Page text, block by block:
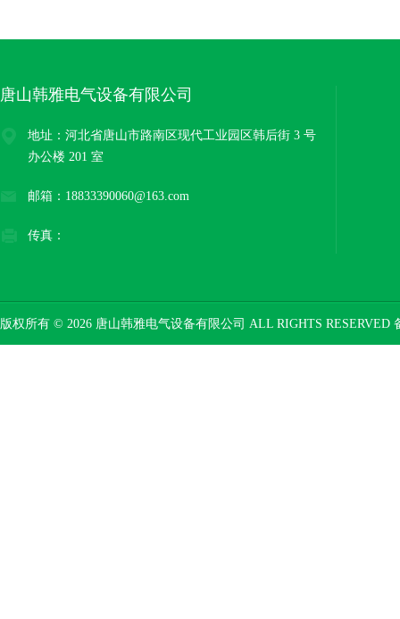
唐山韩雅电气设备有限公司
地址：河北省唐山市路南区现代工业园区韩后街 3 号
办公楼 201 室
邮箱：18833390060@163.com
传真：
版权所有 © 2026 唐山韩雅电气设备有限公司 ALL RIGHTS RESERVED